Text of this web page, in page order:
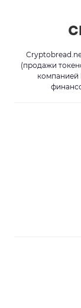
(продажи
компанией